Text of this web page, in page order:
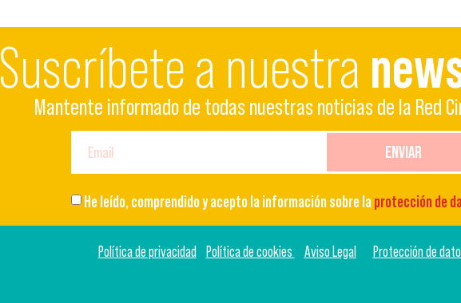
Suscríbete a nuestra
Mantente informado de todas nuestras noticias de la Red
He leído, comprendido y acepto la información sobre laprotección de
ENVIAR
Política de privacidad Política de cookies Aviso Legal Protección de